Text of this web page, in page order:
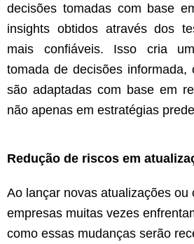
decisões tomadas com base
insights obtidos através dos
mais confiáveis. Isso cria
tomada de decisões informada,
são adaptadas com base em
não apenas em estratégias
Redução de riscos em
Ao lançar novas atualizações ou
empresas muitas vezes
como essas mudanças serão